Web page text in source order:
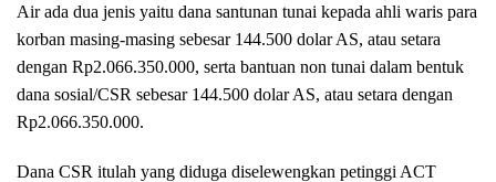
Air ada dua jenis yaitu dana santunan tunai kepada ahli waris para
korban masing-masing sebesar 144.500 dolar AS, atau setara
dengan Rp2.066.350.000, serta bantuan non tunai dalam bentuk
dana sosial/CSR sebesar 144.500 dolar AS, atau setara dengan
Rp2.066.350.000.
Dana CSR itulah yang diduga diselewengkan petinggi ACT